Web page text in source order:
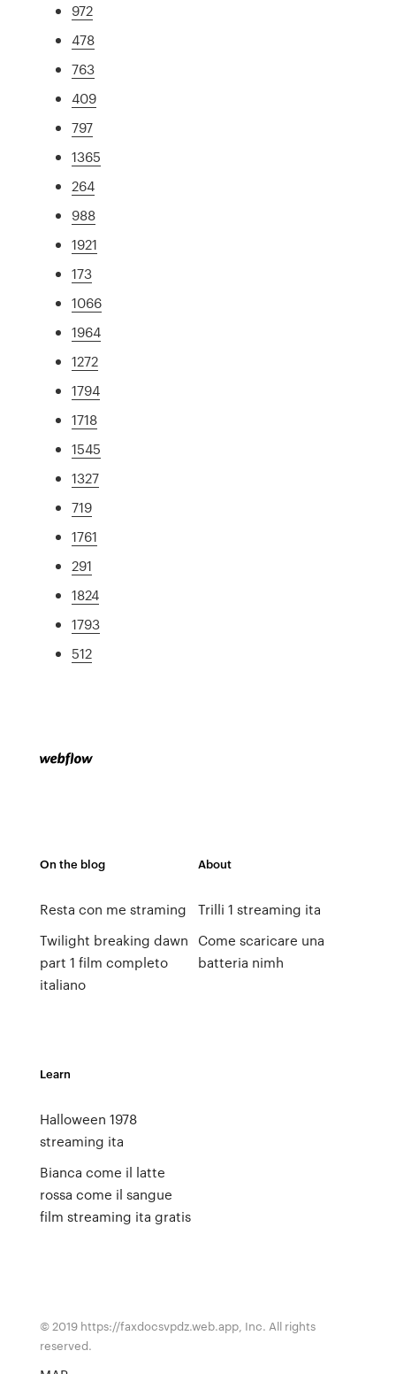
972
478
763
409
797
1365
264
988
1921
173
1066
1964
1272
1794
1718
1545
1327
719
1761
291
1824
1793
512
On the blog
Resta con me straming
Twilight breaking dawn
part 1 film completo
italiano
About
Trilli 1 streaming ita
Come scaricare una
batteria nimh
Learn
Halloween 1978
streaming ita
Bianca come il latte
rossa come il sangue
film streaming ita gratis
© 2019 https://faxdocsvpdz.web.app, Inc. All rights
reserved.